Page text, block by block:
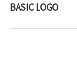
BASIC LOGO